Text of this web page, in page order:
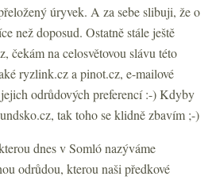
úryvek. A za sebe slibuji, že o
než doposud. Ostatně stále ještě
čekám na celosvětovou slávu této
ryzlink.cz a pinot.cz, e-mailové
odrůdových preferencí :-) Kdyby
tak toho se klidně zbavím ;-)
dnes v Somló nazýváme
odrůdou, kterou naši předkové